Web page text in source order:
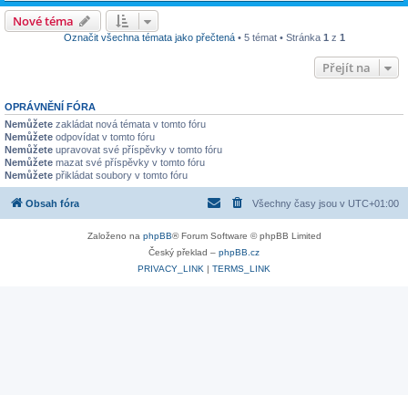
Nové téma
Označit všechna témata jako přečtená• 5 témat • Stránka 1 z 1
Přejít na
OPRÁVNĚNÍ FÓRA
Nemůžete zakládat nová témata v tomto fóru
Nemůžete odpovídat v tomto fóru
Nemůžete upravovat své příspěvky v tomto fóru
Nemůžete mazat své příspěvky v tomto fóru
Nemůžete přikládat soubory v tomto fóru
Obsah fóra Všechny časy jsou v UTC+01:00
Založeno na phpBB® Forum Software © phpBB Limited
Český překlad – phpBB.cz
PRIVACY_LINK | TERMS_LINK